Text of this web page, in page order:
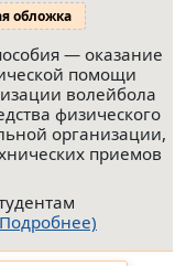
обложка
— оказание
помощи
волейбола
физического
организации,
приемов